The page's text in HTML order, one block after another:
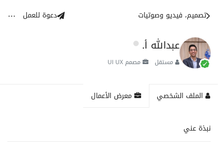
تصميم، فيديو وصوتيات دعوة للعمل
عبدالله أ.
مستقل مصمم UI UX
الملف الشخصي معرض الأعمال
نبذة عني